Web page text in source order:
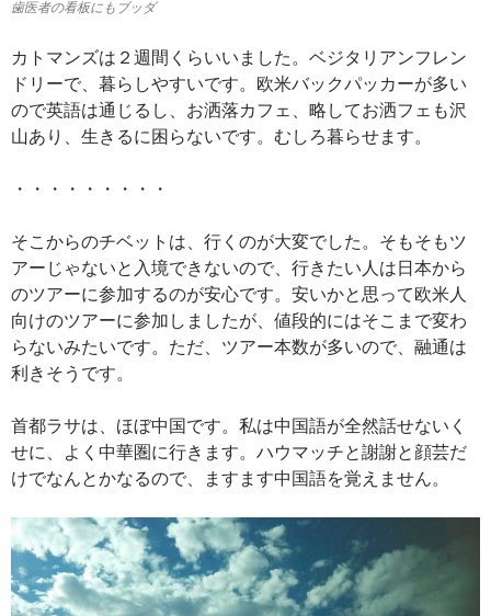
歯医者の看板にもブッダ
カトマンズは２週間くらいいました。ベジタリアンフレン
ドリーで、暮らしやすいです。欧米バックパッカーが多い
ので英語は通じるし、お洒落カフェ、略してお洒フェも沢
山あり、生きるに困らないです。むしろ暮らせます。
・・・・・・・・・
そこからのチベットは、行くのが大変でした。そもそもツ
アーじゃないと入境できないので、行きたい人は日本から
のツアーに参加するのが安心です。安いかと思って欧米人
向けのツアーに参加しましたが、値段的にはそこまで変わ
らないみたいです。ただ、ツアー本数が多いので、融通は
利きそうです。
首都ラサは、ほぼ中国です。私は中国語が全然話せないく
せに、よく中華圏に行きます。ハウマッチと謝謝と顔芸だ
けでなんとかなるので、ますます中国語を覚えません。